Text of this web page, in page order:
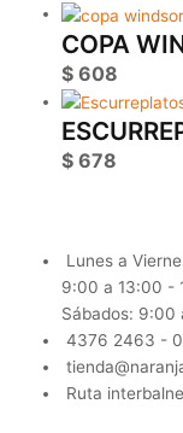
COPA
$ 608
$ 678
Lunes a
9:00 a 13:00 -
Sábados: 9:00
4376 2463 -
Ruta